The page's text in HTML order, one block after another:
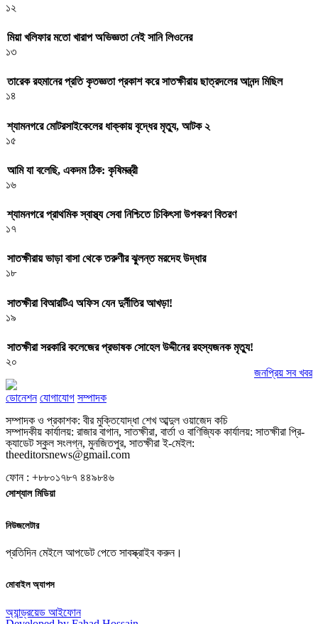
১২
মিয়া খলিফার মতো খারাপ অভিজ্ঞতা নেই সানি লিওনের
১৩
তারেক রহমানের প্রতি কৃতজ্ঞতা প্রকাশ করে সাতক্ষীরায় ছাত্রদলের আনন্দ মিছিল
১৪
শ্যামনগরে মোটরসাইকেলের ধাক্কায় বৃদ্ধের মৃত্যু, আটক ২
১৫
আমি যা বলেছি, একদম ঠিক: কৃষিমন্ত্রী
১৬
শ্যামনগরে প্রাথমিক স্বাস্থ্য সেবা নিশ্চিতে চিকিৎসা উপকরণ বিতরণ
১৭
সাতক্ষীরায় ভাড়া বাসা থেকে তরুণীর ঝুলন্ত মরদেহ উদ্ধার
১৮
সাতক্ষীরা বিআরটিএ অফিস যেন দুর্নীতির আখড়া!
১৯
সাতক্ষীরা সরকারি কলেজের প্রভাষক সোহেল উদ্দীনের রহস্যজনক মৃত্যু!
২০
জনপ্রিয় সব খবর
ডোনেশন যোগাযোগ সম্পাদক
সম্পাদক ও প্রকাশক: বীর মুক্তিযোদ্ধা শেখ আব্দুল ওয়াজেদ কচি
সম্পাদকীয় কার্যালয়: রাজার বাগান, সাতক্ষীরা, বার্তা ও বাণিজ্যিক কার্যালয়: সাতক্ষীরা প্রি-
ক্যাডেট স্কুল সংলগ্ন, মুনজিতপুর, সাতক্ষীরা ই-মেইল:
theeditorsnews@gmail.com
ফোন : +৮৮০১৭৮৭ ৪৪৯৮৪৬
সোশ্যাল মিডিয়া
নিউজলেটার
প্রতিদিন মেইলে আপডেট পেতে সাবস্ক্রাইব করুন।
মোবাইল অ্যাপস
অ্যান্ড্রয়েড আইফোন